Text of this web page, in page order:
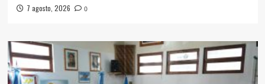
7 agosto, 2026 0